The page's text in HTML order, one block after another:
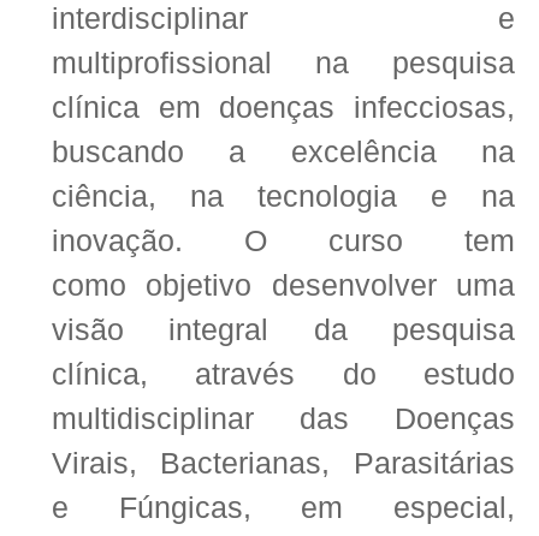
interdisciplinar e
multiprofissional na pesquisa
clínica em doenças infecciosas,
buscando a excelência na
ciência, na tecnologia e na
inovação. O curso tem
como objetivo desenvolver uma
visão integral da pesquisa
clínica, através do estudo
multidisciplinar das Doenças
Virais, Bacterianas, Parasitárias
e Fúngicas, em especial,